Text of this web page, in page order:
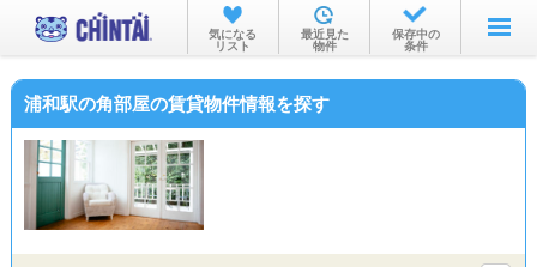
お部屋を探す
沿線・駅から
物件特集から
気になる
リスト
最近見た
物件
保存中の
条件
浦和駅の角部屋の賃貸物件情報を探す